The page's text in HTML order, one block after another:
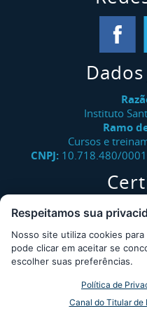
Instituto
Ramo
Cursos e
CNPJ: 10.718.480/
Verifique a
Instituto
Desde 2009 - Instituto
Respeitamos sua
Nosso site utiliza cookies
pode clicar em aceitar se
escolher suas preferências.
Política de
Canal do Titular de